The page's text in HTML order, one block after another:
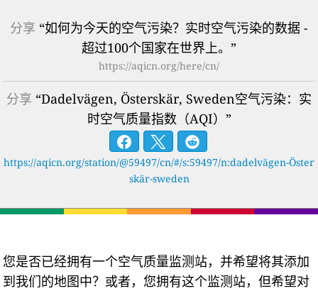
分享 “如何为今天的空气污染？实时空气污染的数据 -
超过100个国家在世界上。”
https://aqicn.org/here/cn/
分享 “Dadelvägen, Österskär, Sweden空气污染：实
时空气质量指数（AQI）”
https://aqicn.org/station/@59497/cn/#/s:59497/n:dadelvägen-Öster
skär-sweden
您是否已经拥有一个空气质量监测站，并希望将其添加
到我们的地图中？或者，您拥有这个监测站，但希望对